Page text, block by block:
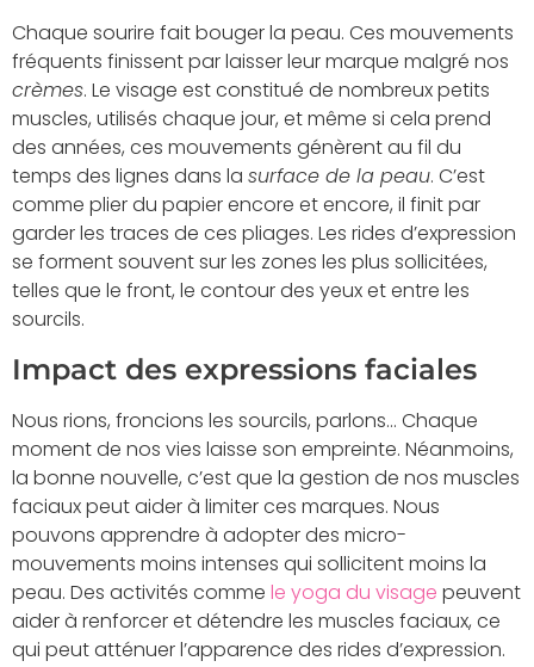
Chaque sourire fait bouger la peau. Ces mouvements
fréquents finissent par laisser leur marque malgré nos
crèmes. Le visage est constitué de nombreux petits
muscles, utilisés chaque jour, et même si cela prend
des années, ces mouvements génèrent au fil du
temps des lignes dans la surface de la peau. C’est
comme plier du papier encore et encore, il finit par
garder les traces de ces pliages. Les rides d’expression
se forment souvent sur les zones les plus sollicitées,
telles que le front, le contour des yeux et entre les
sourcils.
Impact des expressions faciales
Nous rions, froncions les sourcils, parlons… Chaque
moment de nos vies laisse son empreinte. Néanmoins,
la bonne nouvelle, c’est que la gestion de nos muscles
faciaux peut aider à limiter ces marques. Nous
pouvons apprendre à adopter des micro-
mouvements moins intenses qui sollicitent moins la
peau. Des activités comme le yoga du visage peuvent
aider à renforcer et détendre les muscles faciaux, ce
qui peut atténuer l’apparence des rides d’expression.